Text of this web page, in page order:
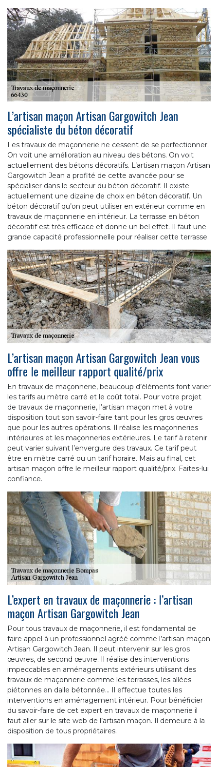
L’artisan maçon Artisan Gargowitch Jean
spécialiste du béton décoratif
Les travaux de maçonnerie ne cessent de se perfectionner.
On voit une amélioration au niveau des bétons. On voit
actuellement des bétons décoratifs. L’artisan maçon Artisan
Gargowitch Jean a profité de cette avancée pour se
spécialiser dans le secteur du béton décoratif. Il existe
actuellement une dizaine de choix en béton décoratif. Un
béton décoratif qu’on peut utiliser en extérieur comme en
travaux de maçonnerie en intérieur. La terrasse en béton
décoratif est très efficace et donne un bel effet. Il faut une
grande capacité professionnelle pour réaliser cette terrasse.
L’artisan maçon Artisan Gargowitch Jean vous
offre le meilleur rapport qualité/prix
En travaux de maçonnerie, beaucoup d’éléments font varier
les tarifs au mètre carré et le coût total. Pour votre projet
de travaux de maçonnerie, l’artisan maçon met à votre
disposition tout son savoir-faire tant pour les gros œuvres
que pour les autres opérations. Il réalise les maçonneries
intérieures et les maçonneries extérieures. Le tarif à retenir
peut varier suivant l’envergure des travaux. Ce tarif peut
être en mètre carré ou un tarif horaire. Mais au final, cet
artisan maçon offre le meilleur rapport qualité/prix. Faites-lui
confiance.
L’expert en travaux de maçonnerie : l’artisan
maçon Artisan Gargowitch Jean
Pour tous travaux de maçonnerie, il est fondamental de
faire appel à un professionnel agréé comme l’artisan maçon
Artisan Gargowitch Jean. Il peut intervenir sur les gros
œuvres, de second œuvre. Il réalise des interventions
impeccables en aménagements extérieurs utilisant des
travaux de maçonnerie comme les terrasses, les allées
piétonnes en dalle bétonnée… Il effectue toutes les
interventions en aménagement intérieur. Pour bénéficier
du savoir-faire de cet expert en travaux de maçonnerie il
faut aller sur le site web de l’artisan maçon. Il demeure à la
disposition de tous propriétaires.